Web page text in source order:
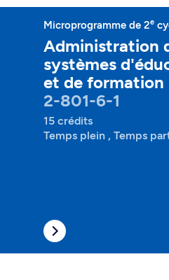
Microprogramme de 2e
Administration
systèmes
et de formation
2-801-6-1
15 crédits
Temps plein , Temps